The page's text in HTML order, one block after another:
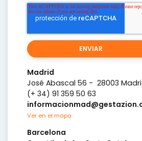
Madrid
José Abascal 56 - 28003
(+ 34) 91 359 50 63
Ver en el mapa
Barcelona